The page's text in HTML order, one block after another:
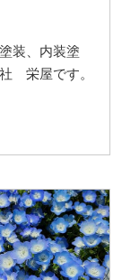
装、内装塗
栄屋です。